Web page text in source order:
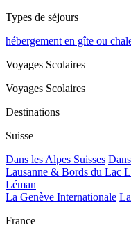
Types de séjours
hébergement en gîte ou
Voyages Scolaires
Voyages Scolaires
Destinations
Suisse
Dans les Alpes Suisses
Lausanne & Bords du Lac
Léman
La Genève Internationale
France